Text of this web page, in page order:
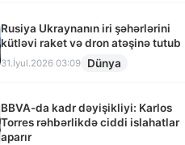
Rusiya Ukraynanın iri şəhərlərini
kütləvi raket və dron atəşinə tutub
31.İyul.2026 03:09 Dünya
BBVA-da kadr dəyişikliyi: Karlos
Torres rəhbərlikdə ciddi islahatlar
aparır